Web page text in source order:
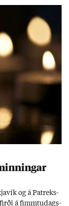
og á Pat­reks­
á fimmtu­dags­